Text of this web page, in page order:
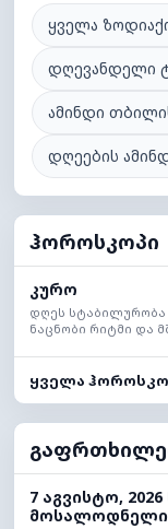
ყველა
დღევანდელი
ამინდი
დღეების
ჰოროსკოპი
კურო
დღეს სტაბილურობა
ნაცნობი რიტმი და
ყველა
7 აგვისტო,